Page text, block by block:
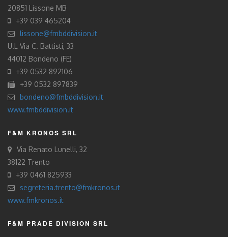
20851 Lissone MB
+39 039 465204
lissone@fmbddivision.it
U.L Via C. Battisti, 33
44012 Bondeno (FE)
+39 0532 892106
+39 0532 897839
bondeno@fmbddivision.it
www.fmbddivision.it
F&M KRONOS SRL
Via Renato Lunelli, 32
38122 Trento
+39 0461 825933
segreteria.trento@fmkronos.it
www.fmkronos.it
F&M PRADE DIVISION SRL